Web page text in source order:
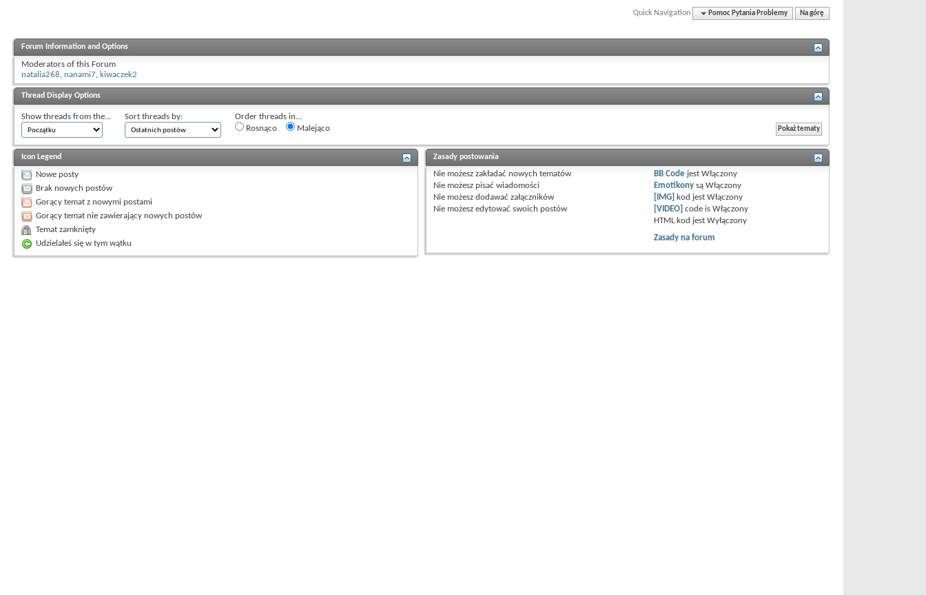
Quick Navigation Pomoc Pytania Problemy Na górę
Forum Information and Options
Moderators of this Forum
natalia268, nanami7, kiwaczek2
Thread Display Options
Show threads from the... Sort threads by:
Order threads in...
Rosnąco
Malejąco
Icon Legend
Nowe posty
Brak nowych postów
Gorący temat z nowymi postami
Gorący temat nie zawierający nowych postów
Temat zamknięty
Udzielałeś się w tym wątku
Zasady postowania
Nie możeszzakładać nowych tematów
Nie możeszpisać wiadomości
Nie możeszdodawać załączników
Nie możeszedytować swoich postów
BB Code jestWłączony
Emotikony sąWłączony
[IMG] kod jestWłączony
[VIDEO] code isWłączony
HTML kod jestWyłączony
Zasady na forum